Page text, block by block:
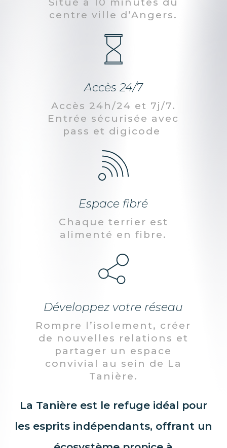
Situé à 10 minutes du
centre ville d’Angers.
Accès 24/7
Accès 24h/24 et 7j/7.
Entrée sécurisée avec
pass et digicode
Espace fibré
Chaque terrier est
alimenté en fibre.
Développez votre réseau
Rompre l’isolement, créer
de nouvelles relations et
partager un espace
convivial au sein de La
Tanière.
La Tanière est le refuge idéal pour
les esprits indépendants, offrant un